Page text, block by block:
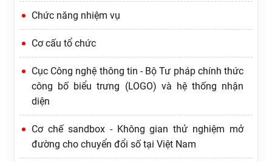
Chức năng nhiệm vụ
Cơ cấu tổ chức
Cục Công nghệ thông tin - Bộ Tư pháp chính thức
công bố biểu trưng (LOGO) và hệ thống nhận
diện
Cơ chế sandbox - Không gian thử nghiệm mở
đường cho chuyển đổi số tại Việt Nam
hành pháp luật
Tăng cường quán triệt, thực hiện nghiêm Quy